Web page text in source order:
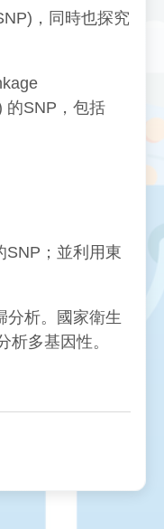
，同時也探究
的SNP，包括
SNP；並利用東
分析。國家衛生
多基因性。